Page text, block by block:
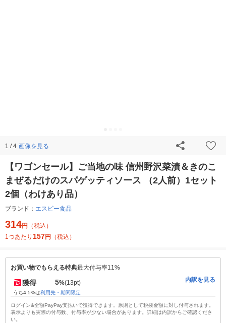
1 / 4 画像を見る
【ワゴンセール】ご当地の味 信州野沢菜漬＆きのこ
まぜるだけのスパゲッティソース （2人前）1セット
2個（わけあり品）
ブランド： エスビー食品
314円
（税込）
1つあたり 157円 （税込）
お買い物でもらえる特典最大付与率11%
獲得 5%(13pt)
うち4.5%は利用先・期間限定
内訳を見る
ログイン&全額PayPay支払いで獲得できます。原則として税抜金額に対し付与されます。
表示よりも実際の付与数、付与率が少ない場合があります。詳細は内訳からご確認くださ
い。